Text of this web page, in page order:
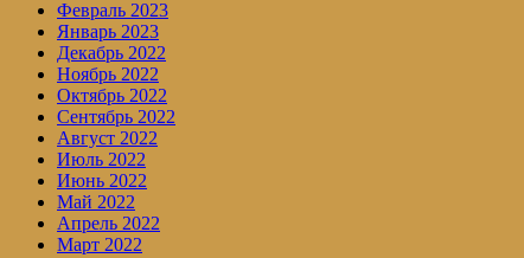
Февраль 2023
Январь 2023
Декабрь 2022
Ноябрь 2022
Октябрь 2022
Сентябрь 2022
Август 2022
Июль 2022
Июнь 2022
Май 2022
Апрель 2022
Март 2022